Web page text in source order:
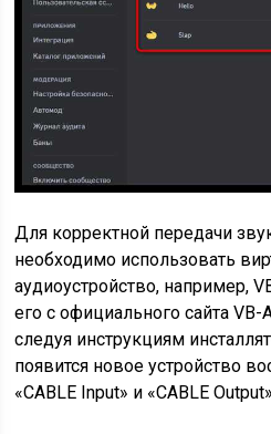
Для корректной передачи
необходимо использовать
аудиоустройство, например,
его с официального сайта VB-
следуя инструкциям
появится новое устройство
«CABLE Input» и «CABLE